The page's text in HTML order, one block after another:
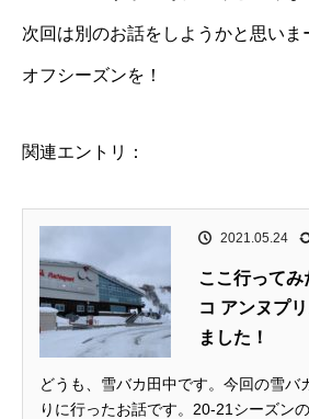
次回は別のお話をしようかと思いま
オフシーズンを！
関連エントリ：
2021.05.24
ここ行ってみ
コ アンヌプ
ました！
どうも、雪バカ田中です。今回の雪バ
りに行ったお話です。20-21シーズンの